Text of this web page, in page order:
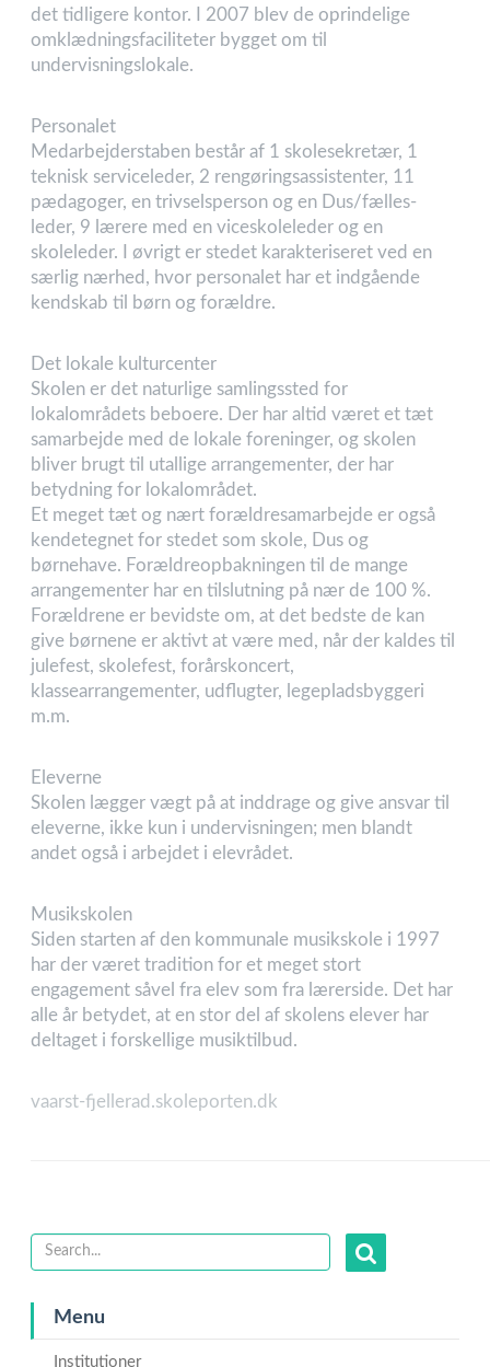
det tidligere kontor. I 2007 blev de oprindelige
omklædningsfaciliteter bygget om til
undervisningslokale.
Personalet
Medarbejderstaben består af 1 skolesekretær, 1
teknisk serviceleder, 2 rengøringsassistenter, 11
pædagoger, en trivselsperson og en Dus/fælles-
leder, 9 lærere med en viceskoleleder og en
skoleleder. I øvrigt er stedet karakteriseret ved en
særlig nærhed, hvor personalet har et indgående
kendskab til børn og forældre.
Det lokale kulturcenter
Skolen er det naturlige samlingssted for
lokalområdets beboere. Der har altid været et tæt
samarbejde med de lokale foreninger, og skolen
bliver brugt til utallige arrangementer, der har
betydning for lokalområdet.
Et meget tæt og nært forældresamarbejde er også
kendetegnet for stedet som skole, Dus og
børnehave. Forældreopbakningen til de mange
arrangementer har en tilslutning på nær de 100 %.
Forældrene er bevidste om, at det bedste de kan
give børnene er aktivt at være med, når der kaldes til
julefest, skolefest, forårskoncert,
klassearrangementer, udflugter, legepladsbyggeri
m.m.
Eleverne
Skolen lægger vægt på at inddrage og give ansvar til
eleverne, ikke kun i undervisningen; men blandt
andet også i arbejdet i elevrådet.
Musikskolen
Siden starten af den kommunale musikskole i 1997
har der været tradition for et meget stort
engagement såvel fra elev som fra lærerside. Det har
alle år betydet, at en stor del af skolens elever har
deltaget i forskellige musiktilbud.
vaarst-fjellerad.skoleporten.dk
Menu
Institutioner